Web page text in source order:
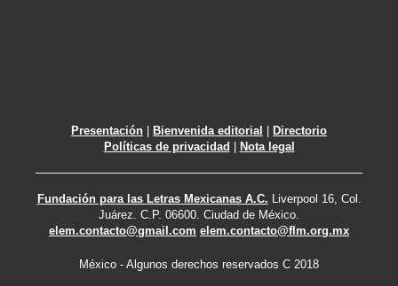
Presentación Bienvenida editorial
Directorio
Políticas de privacidad
Nota legal
Fundación para las Letras Mexicanas A.C. Liverpool 16, Col.
Juárez. C.P. 06600. Ciudad de México.
elem.contacto@gmail.com elem.contacto@flm.org.mx
México - Algunos derechos reservados C 2018